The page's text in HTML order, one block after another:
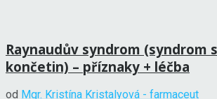
Raynaudův syndrom (syndrom
končetin) – příznaky + léčba
od Mgr. Kristína Kristalyová - farmaceut